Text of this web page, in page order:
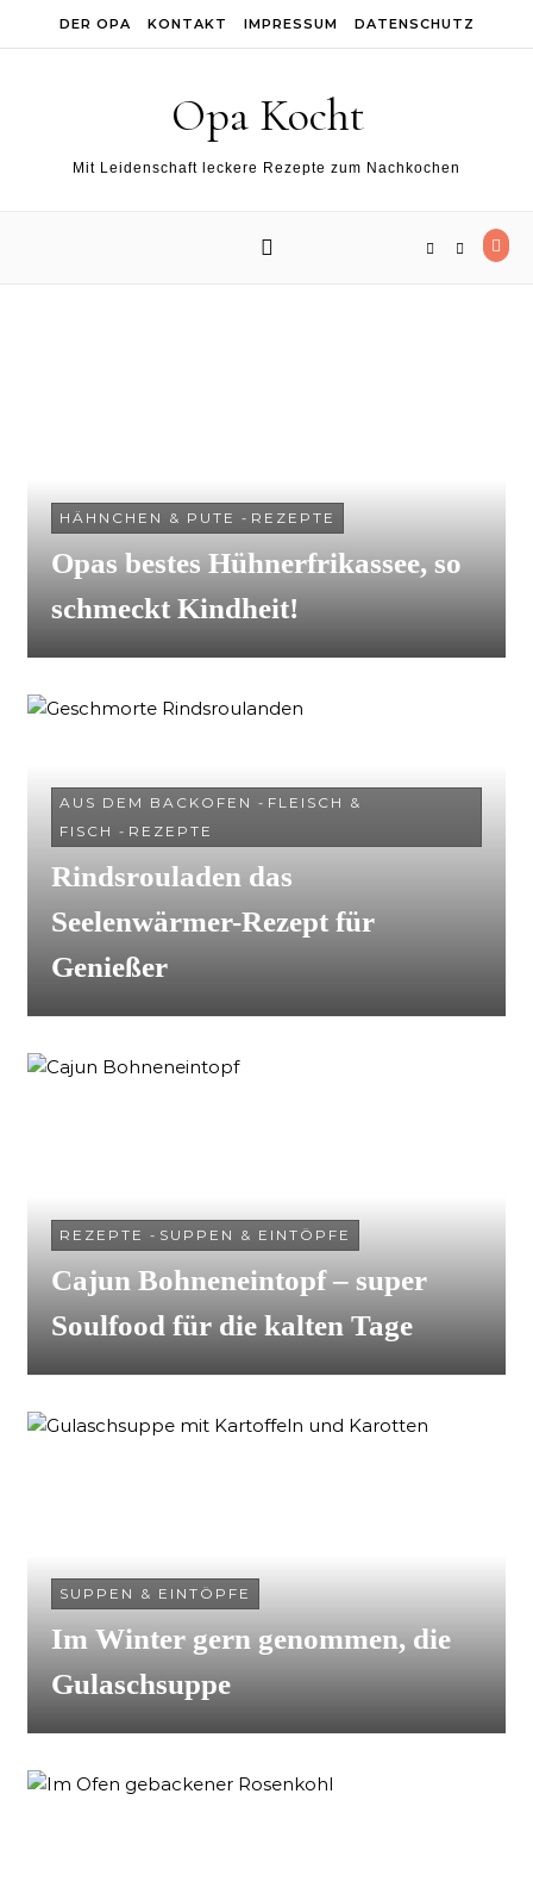
DER OPA KONTAKT IMPRESSUM DATENSCHUTZ
Opa Kocht
Mit Leidenschaft leckere Rezepte zum Nachkochen
HÄHNCHEN & PUTE - REZEPTE
Opas bestes Hühnerfrikassee, so
schmeckt Kindheit!
AUS DEM BACKOFEN - FLEISCH &
FISCH - REZEPTE
Rindsrouladen das
Seelenwärmer-Rezept für
Genießer
REZEPTE - SUPPEN & EINTÖPFE
Cajun Bohneneintopf – super
Soulfood für die kalten Tage
SUPPEN & EINTÖPFE
Im Winter gern genommen, die
Gulaschsuppe